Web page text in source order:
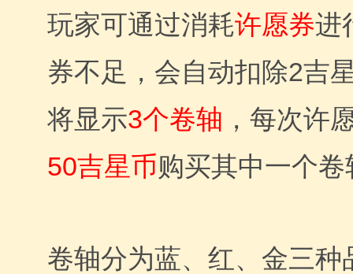
玩家可通过消耗许愿券进
券不足，会自动扣除2吉
将显示3个卷轴 ，每次许
50吉星币购买其中一个卷
卷轴分为蓝、红、金三种